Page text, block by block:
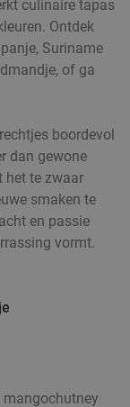
culinaire tapas
Ontdek
Suriname
of ga
boordevol
dan gewone
het te zwaar
smaken te
en passie
vormt.